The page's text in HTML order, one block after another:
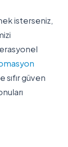
isterseniz,
sıfır güven